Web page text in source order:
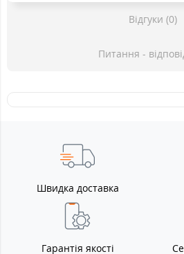
Відгуки (0)
Питання -
Швидка доставка
Гарантія якості